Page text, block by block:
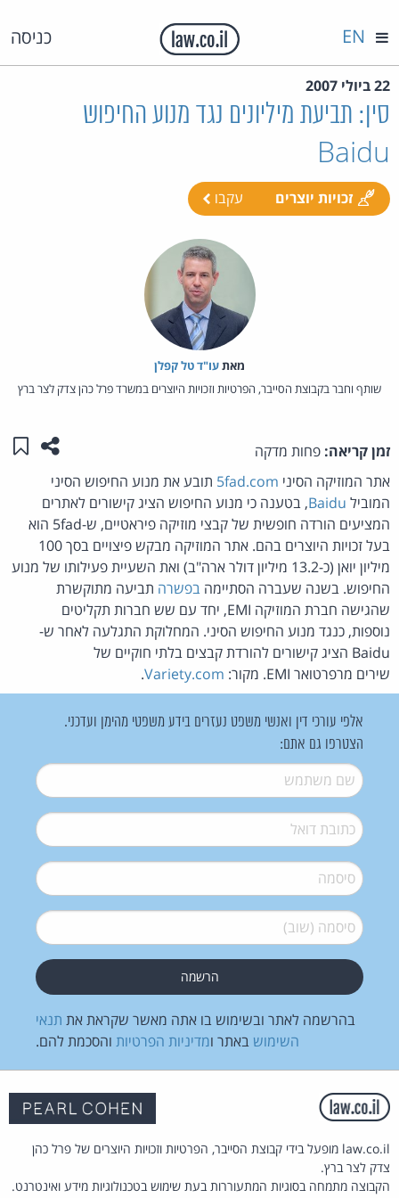
כניסה EN
22 ביולי 2007
סין: תביעת מיליונים נגד מנוע החיפוש
Baidu
זכויות יוצרים עקבו
מאת‏עו"ד טל קפלן
שותף וחבר בקבוצת הסייבר, הפרטיות וזכויות היוצרים במשרד פרל כהן צדק לצר ברץ
זמן קריאה: פחות מדקה שתפו
אתר המוזיקה הסיני 5fad.com תובע את מנוע החיפוש הסיני
המוביל Baidu, בטענה כי מנוע החיפוש הציג קישורים לאתרים
המציעים הורדה חופשית של קבצי מוזיקה פיראטיים, ש-5fad הוא
בעל זכויות היוצרים בהם. אתר המוזיקה מבקש פיצויים בסך 100
מיליון יואן (כ-13.2 מיליון דולר ארה"ב) ואת השעיית פעילותו של מנוע
החיפוש. בשנה שעברה הסתיימה בפשרה תביעה מתוקשרת
שהגישה חברת המוזיקה EMI, יחד עם שש חברות תקליטים
נוספות, כנגד מנוע החיפוש הסיני. המחלוקת התגלעה לאחר ש-
Baidu הציג קישורים להורדת קבצים בלתי חוקיים של
שירים מרפרטואר EMI. מקור:
Variety.com
.
אלפי עורכי דין ואנשי משפט נעזרים בידע משפטי מהימן ועדכני.
הצטרפו גם אתם:
שם משתמש*
דואל*
סיסמה*
סיסמה (שוב)*
בהרשמה לאתר ובשימוש בו אתה מאשר שקראת את תנאי
השימוש באתר ומדיניות הפרטיות והסכמת להם.
law.co.il מופעל בידי קבוצת הסייבר, הפרטיות וזכויות היוצרים של פרל כהן
צדק לצר ברץ.
הקבוצה מתמחה בסוגיות המתעוררות בעת שימוש בטכנולוגיות מידע ואינטרנט.